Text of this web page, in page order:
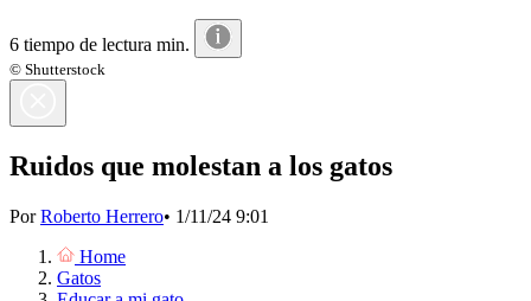
6 tiempo de lectura min.
© Shutterstock
Ruidos que molestan a los gatos
PorRoberto Herrero• 1/11/24 9:01
Home
Gatos